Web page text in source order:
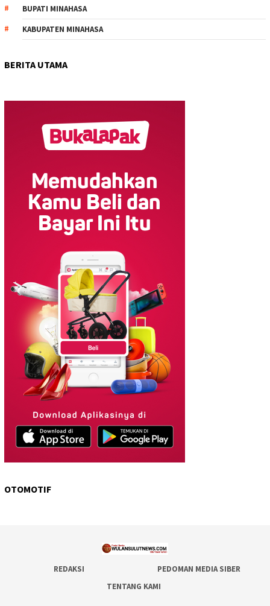
BUPATI MINAHASA
KABUPATEN MINAHASA
BERITA UTAMA
OTOMOTIF
REDAKSI
PEDOMAN MEDIA SIBER
TENTANG KAMI